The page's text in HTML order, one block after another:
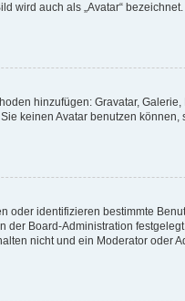
wird auch als „Avatar“
hinzufügen: Gravatar,
keinen Avatar benutzen können,
oder identifizieren bestimmte
Board-Administration
nicht und ein Moderator oder